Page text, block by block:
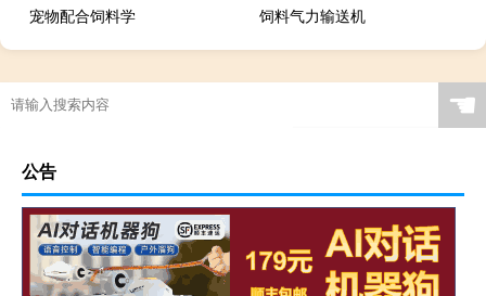
宠物配合饲料学
饲料气力输送机
☚
公告